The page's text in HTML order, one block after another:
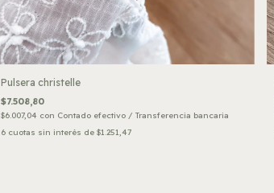
Pulsera christelle
$7.508,80
$6.007,04 con Contado efectivo / Transferencia bancaria
6 cuotas sin interés de $1.251,47